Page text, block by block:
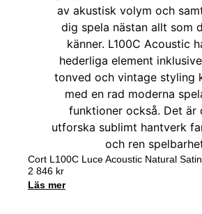
Cort L100C Luce Acoustic Natural Satin
2 846 kr
Läs mer